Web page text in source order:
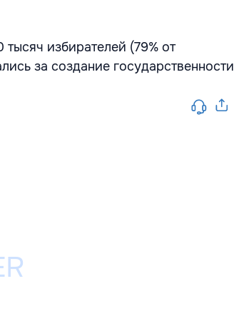
избирателей (79% от
за создание государственности